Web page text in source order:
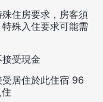
住房要求，房客須
殊入住要求可能需
受現金
居住於此住宿 96